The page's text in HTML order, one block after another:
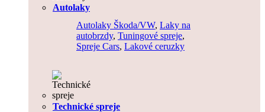
Autolaky
Autolaky Škoda/VW, Laky na
autobrzdy, Tuningové spreje,
Spreje Cars, Lakové ceruzky
Technické spreje